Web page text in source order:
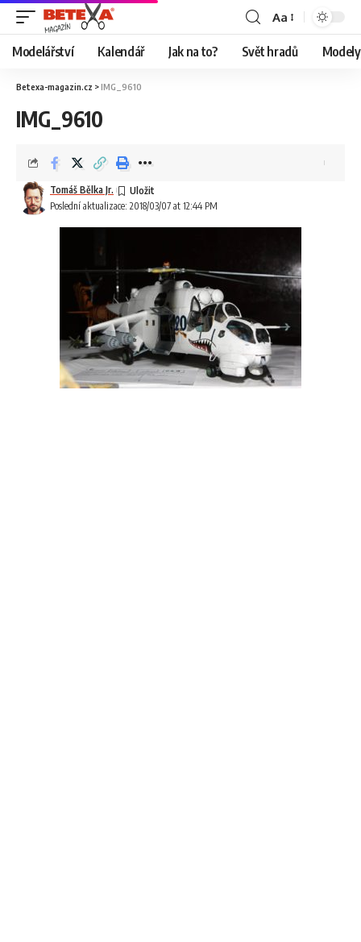
Aa
Modelářství Kalendář Jak na to? Svět hradů
Betexa-magazin.cz >IMG_9610
IMG_9610
Poslední aktualizace: 2018/03/07 at 12:44 PM
Tomáš Bělka Jr.